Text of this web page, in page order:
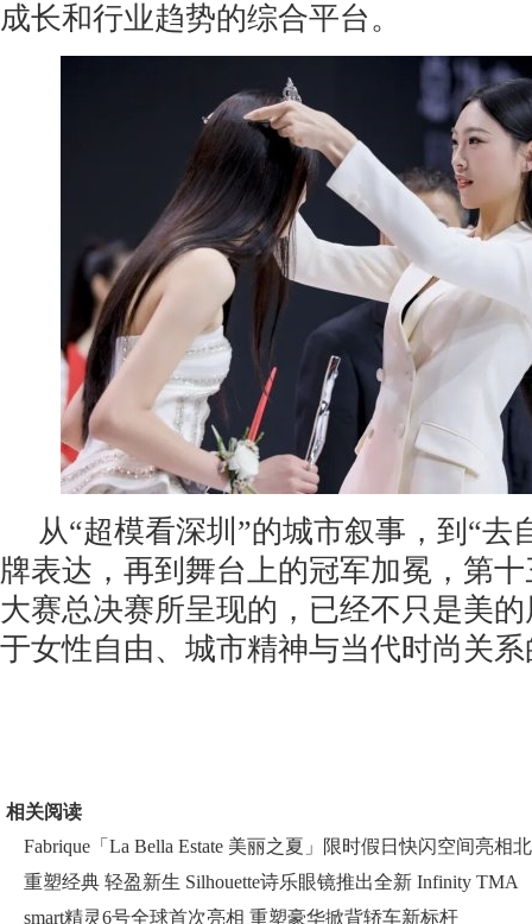
成长和行业趋势的综合平台。
从“超模看深圳”的城市叙事，到“去
牌表达，再到舞台上的冠军加冕，第
大赛总决赛所呈现的，已经不只是美
于女性自由、城市精神与当代时尚关
相关阅读
Fabrique「La Bella Estate 美丽之夏」限时假日快闪空间亮相北
重塑经典 轻盈新生 Silhouette诗乐眼镜推出全新 Infinity TMA
smart精灵6号全球首次亮相 重塑豪华掀背轿车新标杆